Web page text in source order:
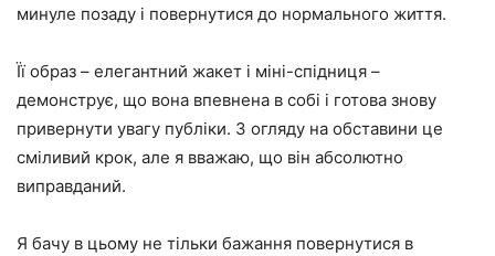
минуле позаду і повернутися до нормального життя.
Її образ – елегантний жакет і міні-спідниця –
демонструє, що вона впевнена в собі і готова знову
привернути увагу публіки. З огляду на обставини це
сміливий крок, але я вважаю, що він абсолютно
виправданий.
Я бачу в цьому не тільки бажання повернутися в